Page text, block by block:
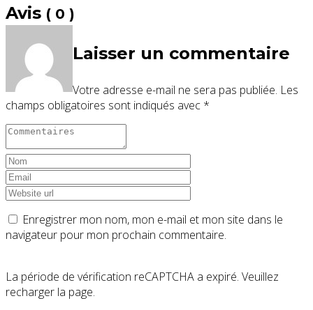
Avis ( 0 )
Laisser un commentaire
Votre adresse e-mail ne sera pas publiée. Les
champs obligatoires sont indiqués avec *
Enregistrer mon nom, mon e-mail et mon site dans le
navigateur pour mon prochain commentaire.
La période de vérification reCAPTCHA a expiré. Veuillez
recharger la page.